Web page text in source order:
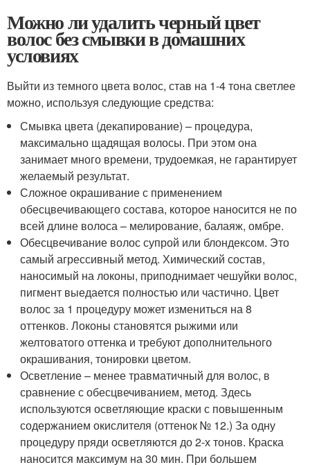
Можно ли удалить черный цвет
волос без смывки в домашних
условиях
Выйти из темного цвета волос, став на 1-4 тона светлее
можно, используя следующие средства:
Смывка цвета (декапирование) – процедура,
максимально щадящая волосы. При этом она
занимает много времени, трудоемкая, не гарантирует
желаемый результат.
Сложное окрашивание с применением
обесцвечивающего состава, которое наносится не по
всей длине волоса – мелирование, балаяж, омбре.
Обесцвечивание волос супрой или блондексом. Это
самый агрессивный метод. Химический состав,
наносимый на локоны, приподнимает чешуйки волос,
пигмент выедается полностью или частично. Цвет
волос за 1 процедуру может измениться на 8
оттенков. Локоны становятся рыжими или
желтоватого оттенка и требуют дополнительного
окрашивания, тонировки цветом.
Осветление – менее травматичный для волос, в
сравнение с обесцвечиванием, метод. Здесь
используются осветляющие краски с повышенным
содержанием окислителя (оттенок № 12.) За одну
процедуру пряди осветляются до 2-х тонов. Краска
наносится максимум на 30 мин. При большем